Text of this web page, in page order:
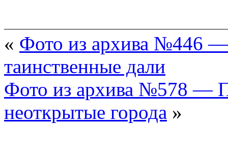
« Фото из архива №446 —
таинственные дали
Фото из архива №578 —
неоткрытые города »